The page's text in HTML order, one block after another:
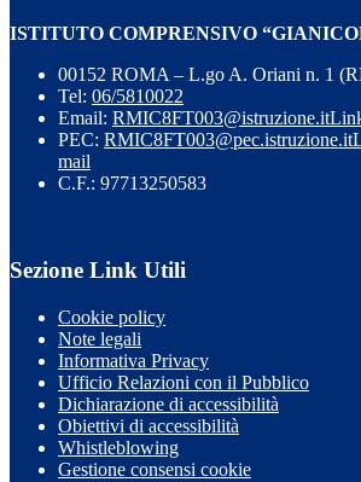
ISTITUTO COMPRENSIVO
00152 ROMA – L.go A. Oriani n. 1
Tel: 06/5810022
Email: RMIC8FT003@istruzione.it
PEC: RMIC8FT003@pec.istruzione.it
mail
C.F.: 97713250583
Sezione Link Utili
Cookie policy
Note legali
Informativa Privacy
Ufficio Relazioni con il Pubblico
Dichiarazione di accessibilità
Obiettivi di accessibilità
Whistleblowing
Gestione consensi cookie